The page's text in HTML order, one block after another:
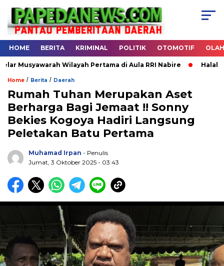
HOME BERITA KRIMINAL POLITIK OTOMOTIF
Wilayah Pertama di Aula RRI Nabire Halal Bihalal
Home / Berita / Daerah
Rumah Tuhan Merupakan Aset
Berharga Bagi Jemaat !! Sonny
Bekies Kogoya Hadiri Langsung
Peletakan Batu Pertama
Muhamad Irpan - Penulis
Jumat, 3 Oktober 2025 - 03:43
.